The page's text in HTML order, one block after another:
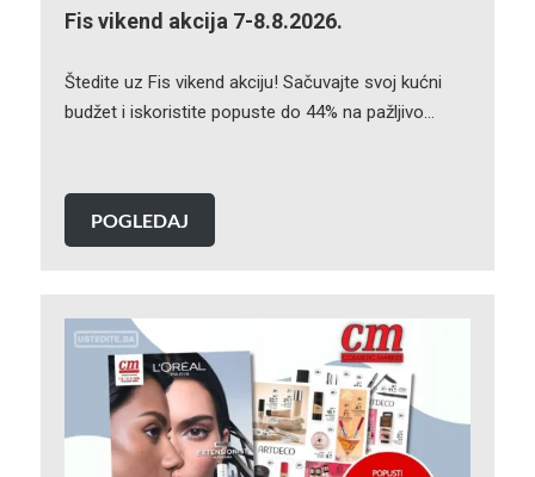
Fis vikend akcija 7-8.8.2026.
Štedite uz Fis vikend akciju! Sačuvajte svoj kućni
budžet i iskoristite popuste do 44% na pažljivo…
POGLEDAJ